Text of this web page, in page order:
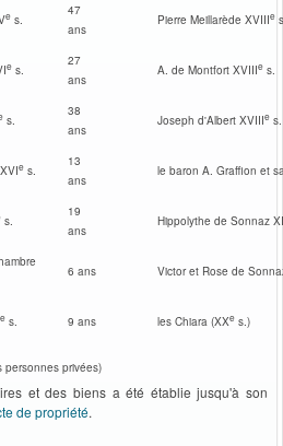
e s.
47
ans
Pierre Meillarède XVIIIe
e s.
27
ans
A. de Montfort XVIIIe s.
s.
38
ans
Joseph d'Albert XVIIIe s.
e s.
13
ans
le baron A. Graffion et
s.
19
ans
Hippolythe de Sonnaz
6 ans Victor et Rose de
e s. 9 ans les Chiara (XXe s.)
privées)
et des biens a été établie jusqu'à son
de propriété.